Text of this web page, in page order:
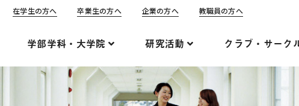
在学生の方へ 卒業生の方へ 企業の方へ 教職員の方へ
学部学科・大学院 研究活動 クラブ・サーク